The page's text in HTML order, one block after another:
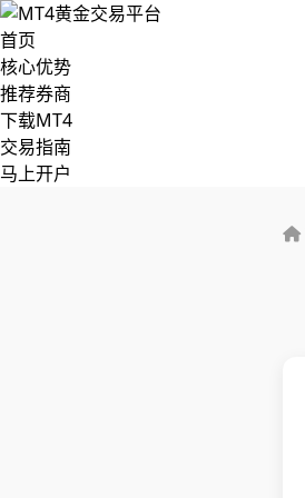
首页
核心优势
推荐券商
下载MT4
交易指南
马上开户